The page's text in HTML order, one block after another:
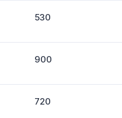
530
900
720